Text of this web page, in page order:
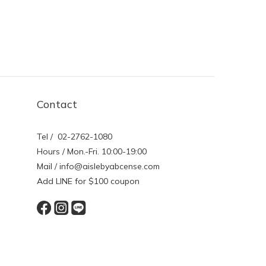
Contact
Tel / 02-2762-1080
Hours / Mon.-Fri. 10:00-19:00
Mail / info@aislebyabcense.com
Add LINE for $100 coupon